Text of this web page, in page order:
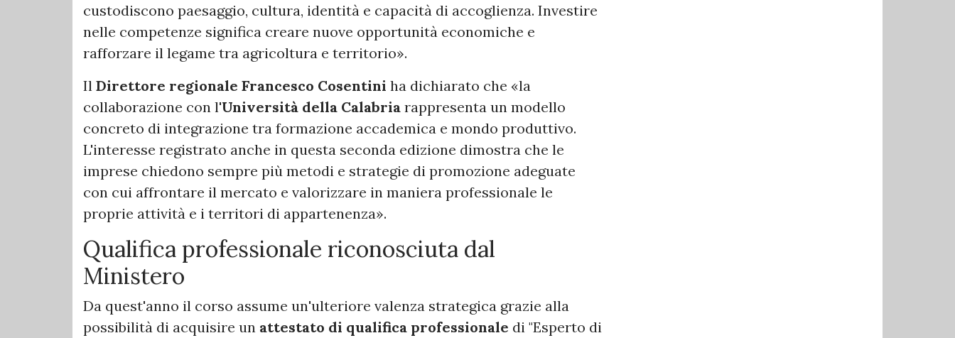
custodiscono paesaggio, cultura, identità e capacità di accoglienza. Investire
nelle competenze significa creare nuove opportunità economiche e
rafforzare il legame tra agricoltura e territorio».
Il Direttore regionale Francesco Cosentini ha dichiarato che «la
collaborazione con l'Università della Calabria rappresenta un modello
concreto di integrazione tra formazione accademica e mondo produttivo.
L'interesse registrato anche in questa seconda edizione dimostra che le
imprese chiedono sempre più metodi e strategie di promozione adeguate
con cui affrontare il mercato e valorizzare in maniera professionale le
proprie attività e i territori di appartenenza».
Qualifica professionale riconosciuta dal
Ministero
Da quest'anno il corso assume un'ulteriore valenza strategica grazie alla
possibilità di acquisire un attestato di qualifica professionale di "Esperto di